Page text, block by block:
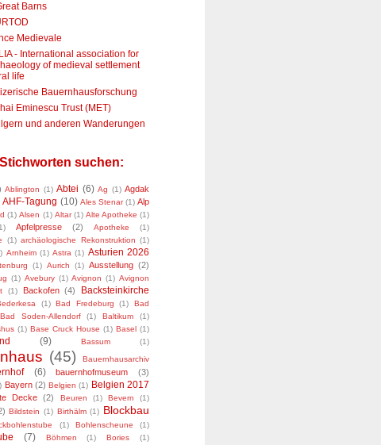
Barns
Medievale
- International association for
of medieval settlement
life
Bauernhausforschung
Eminescu Trust (MET)
und anderen Wanderungen
suchen:
Ablington (1) Abtei (6) Ag (1) Agdak
AHF-Tagung (10) Ales Stenar (1) Alp
(1) Alsen (1) Altar (1) Alte Apotheke (1)
Apfelpresse (2) Apotheke
(1)
(1) archäologische Rekonstruktion (1)
Arnheim (1) Astra (1) Asturien 2026
(1) Aurich (1) Ausstellung (2)
(1) Avebury (1) Avignon (1) Avignon
(1) Backofen (4)
Backsteinkirche
(1) Bad Fredeburg (1)
Bad
Bad Soden-Allendorf (1) Baltikum
(1)
(1) Base Cruck House (1) Basel (1)
(9) Bassum (1)
(45)
Bauernhausarchiv
(6) bauernhofmuseum (3)
Bayern (2) Belgien (1) Belgien 2017
Decke (2) Beuren (1) Bevern (1)
Bildstein (1) Birthälm (1) Blockbau
(1) Bohlenscheune (1)
(7) Böhmen (1) Bories
(1)